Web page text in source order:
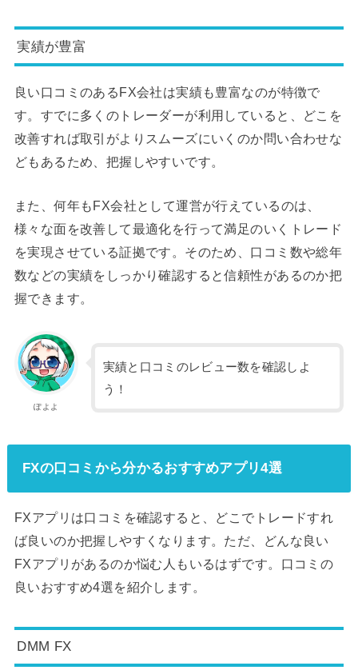
実績が豊富
良い口コミのあるFX会社は実績も豊富なのが特徴で
す。すでに多くのトレーダーが利用していると、どこを
改善すれば取引がよりスムーズにいくのか問い合わせな
どもあるため、把握しやすいです。
また、何年もFX会社として運営が行えているのは、
様々な面を改善して最適化を行って満足のいくトレード
を実現させている証拠です。そのため、口コミ数や総年
数などの実績をしっかり確認すると信頼性があるのか把
握できます。
ぽよよ
実績と口コミのレビュー数を確認しよ
う！
FXの口コミから分かるおすすめアプリ4選
FXアプリは口コミを確認すると、どこでトレードすれ
ば良いのか把握しやすくなります。ただ、どんな良い
FXアプリがあるのか悩む人もいるはずです。口コミの
良いおすすめ4選を紹介します。
DMM FX